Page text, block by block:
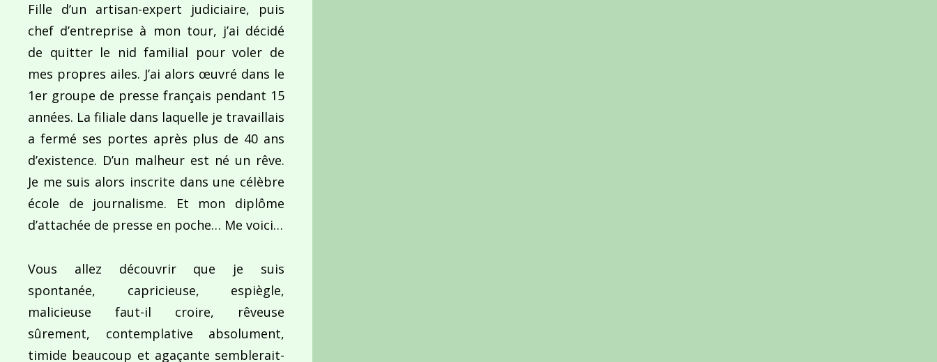
Fille d’un artisan-expert judiciaire, puis
chef d’entreprise à mon tour, j’ai décidé
de quitter le nid familial pour voler de
mes propres ailes. J’ai alors œuvré dans le
1er groupe de presse français pendant 15
années. La filiale dans laquelle je travaillais
a fermé ses portes après plus de 40 ans
d’existence. D’un malheur est né un rêve.
Je me suis alors inscrite dans une célèbre
école de journalisme. Et mon diplôme
d’attachée de presse en poche… Me voici…
Vous allez découvrir que je suis
spontanée, capricieuse, espiègle,
malicieuse faut-il croire, rêveuse
sûrement, contemplative absolument,
timide beaucoup et agaçante semblerait-